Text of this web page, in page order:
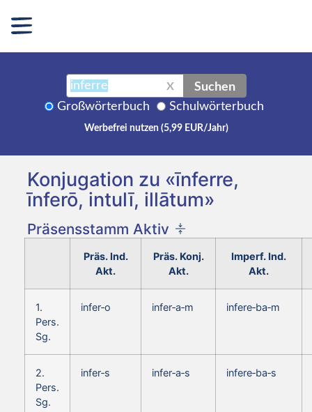
X Suchen
Großwörterbuch Schulwörterbuch
Werbefrei nutzen (5,99 EUR/Jahr)
Konjugation zu «īnferre,
īnferō, intulī, illātum»
Präsensstamm Aktiv
Präs. Ind.
Akt.
Präs. Konj.
Akt.
Imperf. Ind.
Akt.
1.
Pers.
Sg.
infer‑o infer‑a‑m infere‑ba‑m
2.
Pers.
Sg.
infer‑s infer‑a‑s infere‑ba‑s